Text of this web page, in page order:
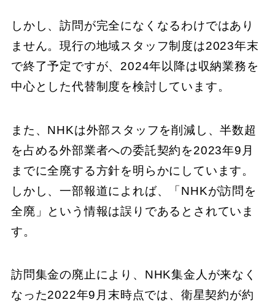
しかし、訪問が完全になくなるわけではあり
ません。現行の地域スタッフ制度は2023年末
で終了予定ですが、2024年以降は収納業務を
中心とした代替制度を検討しています。
また、NHKは外部スタッフを削減し、半数超
を占める外部業者への委託契約を2023年9月
までに全廃する方針を明らかにしています。
しかし、一部報道によれば、「NHKが訪問を
全廃」という情報は誤りであるとされていま
す。
訪問集金の廃止により、NHK集金人が来なく
なった2022年9月末時点では、衛星契約が約